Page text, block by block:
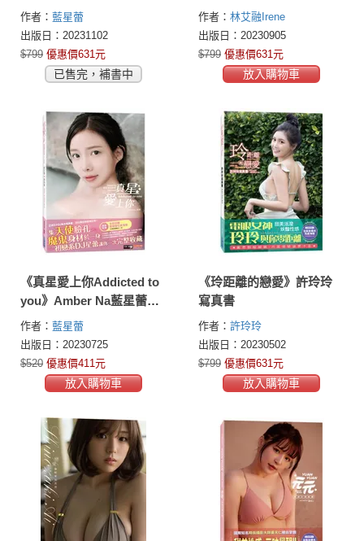
作者： 藍星蕾
出版日：20231102
$799 優惠價631元
已售完，補書中
作者： 林艾融Irene
出版日：20230905
$799 優惠價631元
放入購物車
《真星愛上你Addicted to
you》Amber Na藍星蕾寫
真書
作者： 藍星蕾
出版日：20230725
$520 優惠價411元
放入購物車
《玲距離的戀愛》許玲玲
寫真書
作者： 許玲玲
出版日：20230502
$799 優惠價631元
放入購物車